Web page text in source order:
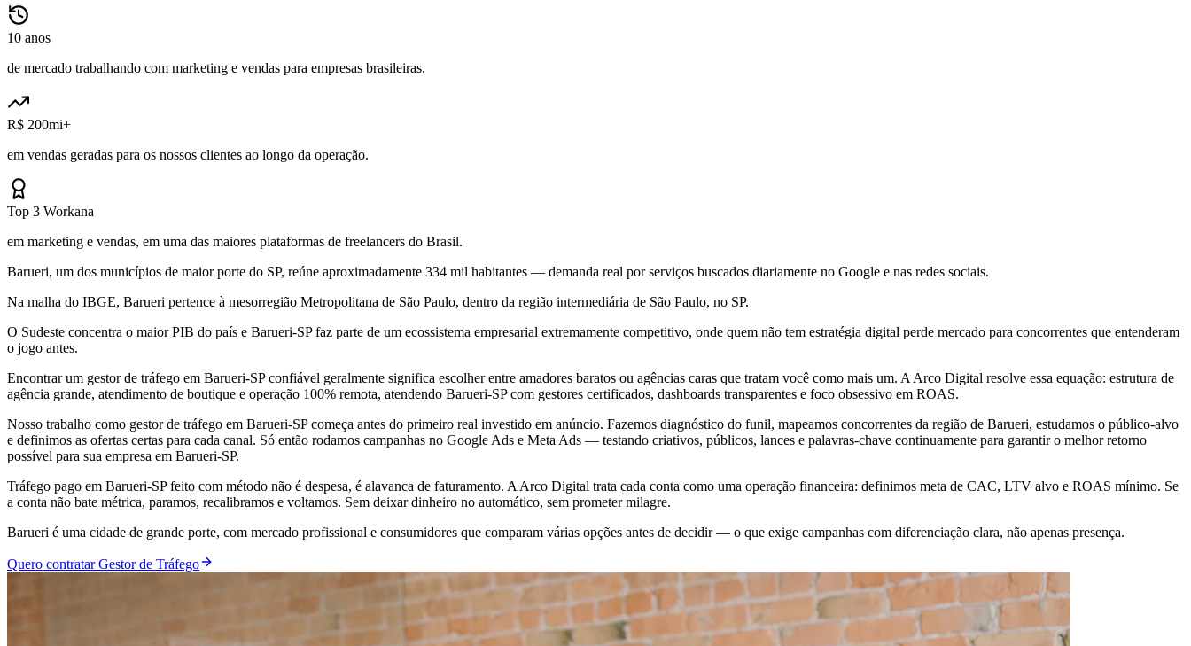
10 anos
de mercado trabalhando com marketing e vendas para empresas brasileiras.
R$ 200mi+
em vendas geradas para os nossos clientes ao longo da operação.
Top 3 Workana
em marketing e vendas, em uma das maiores plataformas de freelancers do Brasil.
Barueri, um dos municípios de maior porte do SP, reúne aproximadamente 334 mil habitantes — demanda real por serviços buscados diariamente no Google e nas redes sociais.
Na malha do IBGE, Barueri pertence à mesorregião Metropolitana de São Paulo, dentro da região intermediária de São Paulo, no SP.
O Sudeste concentra o maior PIB do país e Barueri-SP faz parte de um ecossistema empresarial extremamente competitivo, onde quem não tem estratégia digital perde mercado para concorrentes que entenderam
o jogo antes.
Encontrar um gestor de tráfego em Barueri-SP confiável geralmente significa escolher entre amadores baratos ou agências caras que tratam você como mais um. A Arco Digital resolve essa equação: estrutura de
agência grande, atendimento de boutique e operação 100% remota, atendendo Barueri-SP com gestores certificados, dashboards transparentes e foco obsessivo em ROAS.
Nosso trabalho como gestor de tráfego em Barueri-SP começa antes do primeiro real investido em anúncio. Fazemos diagnóstico do funil, mapeamos concorrentes da região de Barueri, estudamos o público-alvo
e definimos as ofertas certas para cada canal. Só então rodamos campanhas no Google Ads e Meta Ads — testando criativos, públicos, lances e palavras-chave continuamente para garantir o melhor retorno
possível para sua empresa em Barueri-SP.
Tráfego pago em Barueri-SP feito com método não é despesa, é alavanca de faturamento. A Arco Digital trata cada conta como uma operação financeira: definimos meta de CAC, LTV alvo e ROAS mínimo. Se
a conta não bate métrica, paramos, recalibramos e voltamos. Sem deixar dinheiro no automático, sem prometer milagre.
Barueri é uma cidade de grande porte, com mercado profissional e consumidores que comparam várias opções antes de decidir — o que exige campanhas com diferenciação clara, não apenas presença.
Quero contratar Gestor de Tráfego